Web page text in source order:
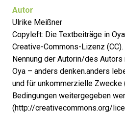
Autor
Ulrike Meißner
Copyleft: Die Textbeiträge in
Creative-Commons-Lizenz
Nennung der Autorin/des
Oya – anders denken.anders
und für unkommerzielle Zwecke
Bedingungen weitergegeben
(http://creativecommons.org/